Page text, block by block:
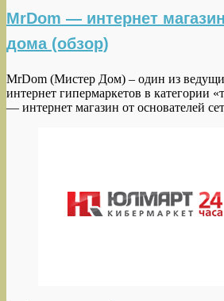
MrDom — интернет
дома (обзор)
MrDom (Мистер Дом) – один из
интернет гипермаркетов в категории
— интернет магазин от основателей